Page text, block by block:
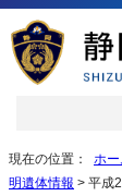
現在の位置： ホー
明遺体情報 > 平成